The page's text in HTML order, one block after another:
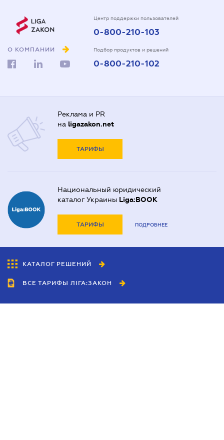
О КОМПАНИИ
Центр поддержки пользователей
0-800-210-103
Подбор продуктов и решений
0-800-210-102
Реклама и PR
на ligazakon.net
ТАРИФЫ
Национальный юридический
каталог Украины Liga:BOOK
ТАРИФЫ ПОДРОБНЕЕ
КАТАЛОГ РЕШЕНИЙ
ВСЕ ТАРИФЫ ЛІГА:ЗАКОН